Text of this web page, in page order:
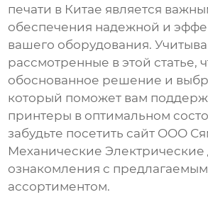
печати в Китае является
обеспечения надежной и
вашего оборудования.
рассмотренные в этой статье,
обоснованное решение и
который поможет вам
принтеры в оптимальном
забудьте посетить сайт ООО
Механические Электрические
ознакомления с предлагаемым
ассортиментом.